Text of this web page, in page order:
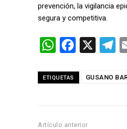
prevención, la vigilancia
segura y competitiva.
W
at
p
F
ce
o
X
T
e
ETIQUETAS GUSANO
Artículo anterior